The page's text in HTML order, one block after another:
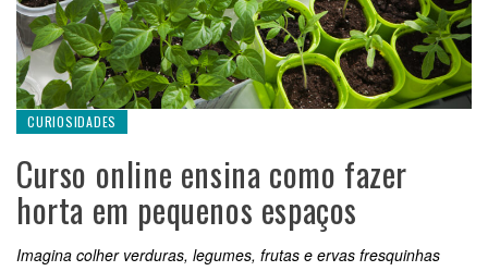
CURIOSIDADES
Curso online ensina como fazer
horta em pequenos espaços
Imagina colher verduras, legumes, frutas e ervas fresquinhas